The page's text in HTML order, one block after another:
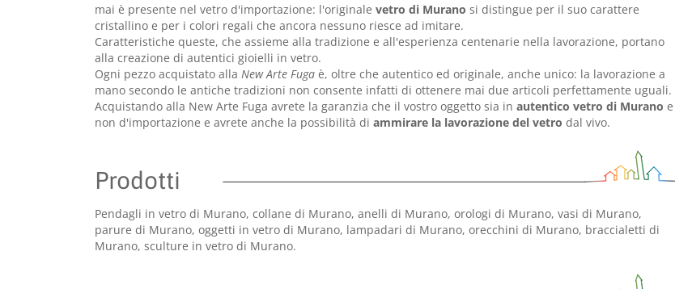
mai è presente nel vetro d'importazione: l'originale vetro di Murano si distingue per il suo carattere
cristallino e per i colori regali che ancora nessuno riesce ad imitare.
Caratteristiche queste, che assieme alla tradizione e all'esperienza centenarie nella lavorazione, portano
alla creazione di autentici gioielli in vetro.
Ogni pezzo acquistato alla New Arte Fuga è, oltre che autentico ed originale, anche unico: la lavorazione a
mano secondo le antiche tradizioni non consente infatti di ottenere mai due articoli perfettamente uguali.
Acquistando alla New Arte Fuga avrete la garanzia che il vostro oggetto sia in autentico vetro di Murano e
non d'importazione e avrete anche la possibilità di ammirare la lavorazione del vetro dal vivo.
Prodotti
Pendagli in vetro di Murano, collane di Murano, anelli di Murano, orologi di Murano, vasi di Murano,
parure di Murano, oggetti in vetro di Murano, lampadari di Murano, orecchini di Murano, braccialetti di
Murano, sculture in vetro di Murano.